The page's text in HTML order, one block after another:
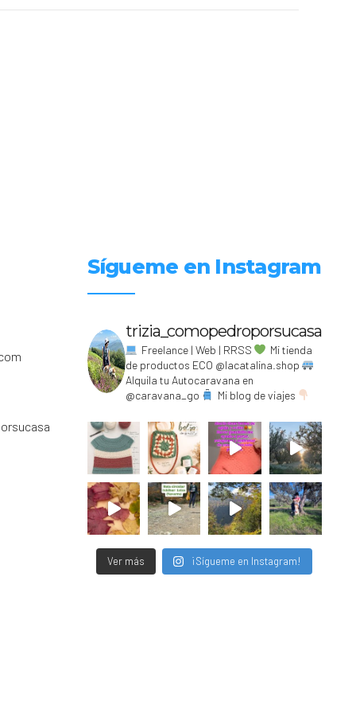
Sígueme en Instagram
trizia_comopedroporsucasa
Freelance | Web | RRSS
Mi tienda
de productos ECO @lacatalina.shop
Alquila tu Autocaravana en
@caravana_go
Mi blog de viajes
Ver más ¡Sígueme en Instagram!